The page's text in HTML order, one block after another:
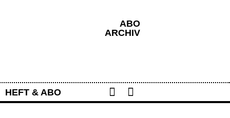
ABO
ARCHIV
Share
HEFT & ABO